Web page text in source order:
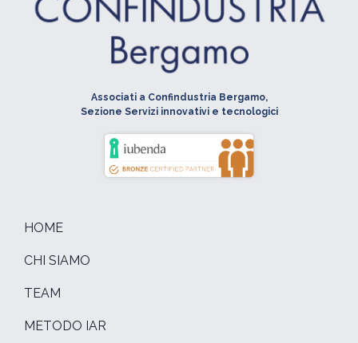
HOME
CHI SIAMO
TEAM
METODO IAR
Associati a Confindustria Bergamo,
Sezione Servizi innovativi e tecnologici